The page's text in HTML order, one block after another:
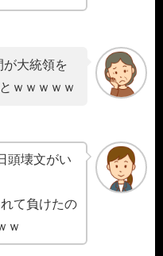
が大統領を
ｗｗｗｗｗ
頭壊文がい
て負けたの
ｗ